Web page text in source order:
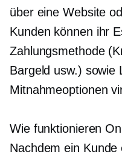
über eine Website
Kunden können ihr
Zahlungsmethode
Bargeld usw.) sowie
Mitnahmeoptionen
Wie funktionieren
Nachdem ein